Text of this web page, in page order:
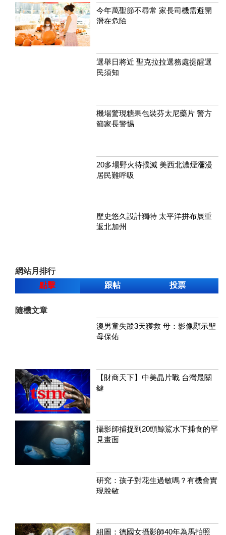
今年萬聖節不尋常 家長司機需避開
潛在危險
選舉日將近 聖克拉拉選務處提醒選
民須知
機場驚現糖果包裝芬太尼藥片 警方
籲家長警惕
20多場野火待撲滅 美西北濃煙瀰漫
居民難呼吸
歷史悠久設計獨特 太平洋拼布展重
返北加州
網站月排行
點擊
跟帖 投票
隨機文章
澳男童失蹤3天獲救 母：影像顯示聖
母保佑
【財商天下】中美晶片戰 台灣最關
鍵
攝影師捕捉到20頭鯨鯊水下捕食的罕
見畫面
研究：孩子對花生過敏嗎？有機會實
現脫敏
組圖：德國女攝影師40年為馬拍照